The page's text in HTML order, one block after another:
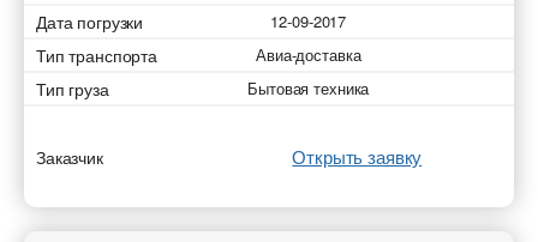
Дата погрузки 12-09-2017
Тип транспорта Авиа-доставка
Тип груза Бытовая техника
Заказчик Открыть заявку